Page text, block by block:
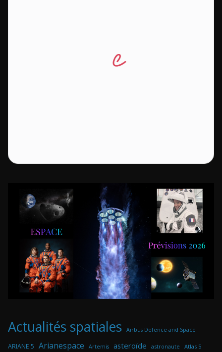
Actualités spatiales Airbus Defence and Space
ARIANE 5 Arianespace Artemis asteroïde astronaute Atlas 5